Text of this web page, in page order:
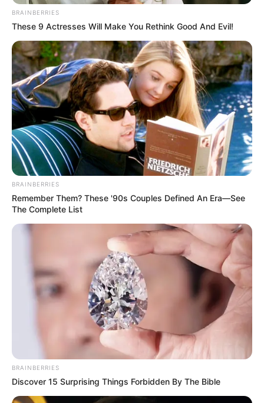
ALERTA BOGOTÁ EN GOOGLE NEWS
TEMAS RELACIONADOS
MATERIAL DE GUERRA
INCAUTACIÓN DE ARMAS
NOTICIAS HUILA
MANTÉNGASE EN ALERTA
interesan. Para estar bien informado, por
favor, active las notificaciones de Alerta.
TEMAS DESTACADOS
FIESTAS DE SAN PEDRO EN EL HUILA
NOTICIAS HUILA
NOTICIAS DE NEIVA
SARAMPIÓN
EJÉRCITO NACIONAL
POLICÍA DEL HUILA
BRAINBERRIES
These 9 Actresses Will Make You Rethink Good And Evil!
BRAINBERRIES
Remember Them? These '90s Couples Defined An Era—See
The Complete List
BRAINBERRIES
Discover 15 Surprising Things Forbidden By The Bible